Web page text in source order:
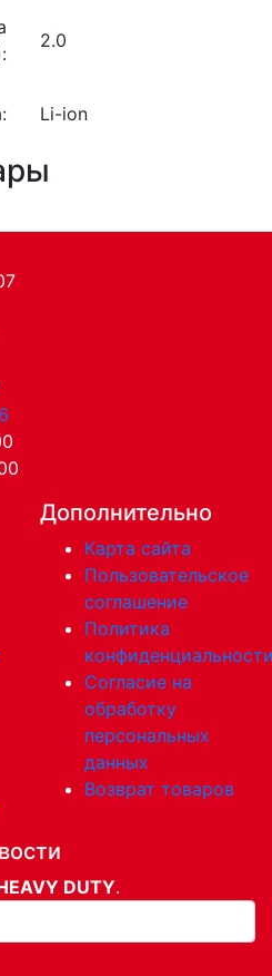
2.0
Li-ion
Дополнительно
Карта сайта
Пользовательское
соглашение
Политика
Согласие на
обработку
персональных
данных
Возврат товаров
DUTY.